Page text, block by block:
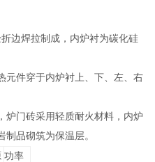
边焊拉制成，内炉衬为碳化硅
元件穿于内炉衬上、下、左、右
炉门砖采用轻质耐火材料，内炉
品砌筑为保温层。
功率